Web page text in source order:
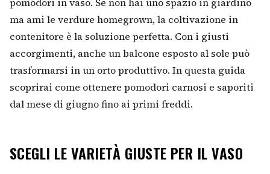
ma ami le verdure homegrown, la coltivazione in
contenitore è la soluzione perfetta. Con i giusti
accorgimenti, anche un balcone esposto al sole può
trasformarsi in un orto produttivo. In questa guida
scoprirai come ottenere pomodori carnosi e saporiti
dal mese di giugno fino ai primi freddi.
SCEGLI LE VARIETÀ GIUSTE PER IL VASO